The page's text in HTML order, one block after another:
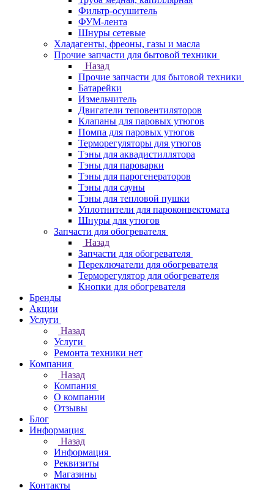
Фильтр-осушитель
ФУМ-лента
Шнуры сетевые
Хладагенты, фреоны, газы и масла
Прочие запчасти для бытовой техники
Назад
Прочие запчасти для бытовой техники
Батарейки
Измельчитель
Двигатели теповентиляторов
Клапаны для паровых утюгов
Помпа для паровых утюгов
Терморегуляторы для утюгов
Тэны для аквадистиллятора
Тэны для пароварки
Тэны для парогенераторов
Тэны для сауны
Тэны для тепловой пушки
Уплотнители для пароконвектомата
Шнуры для утюгов
Запчасти для обогревателя
Назад
Запчасти для обогревателя
Переключатели для обогревателя
Терморегулятор для обогревателя
Кнопки для обогревателя
Бренды
Акции
Услуги
Назад
Услуги
Ремонта техники нет
Компания
Назад
Компания
О компании
Отзывы
Блог
Информация
Назад
Информация
Реквизиты
Магазины
Контакты